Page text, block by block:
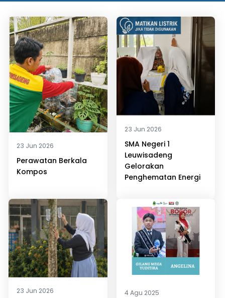
23 Jun 2026
Perawatan Berkala
Kompos
23 Jun 2026
SMA Negeri 1
Leuwisadeng
Gelorakan
Penghematan Energi
23 Jun 2026 4 Agu 2025